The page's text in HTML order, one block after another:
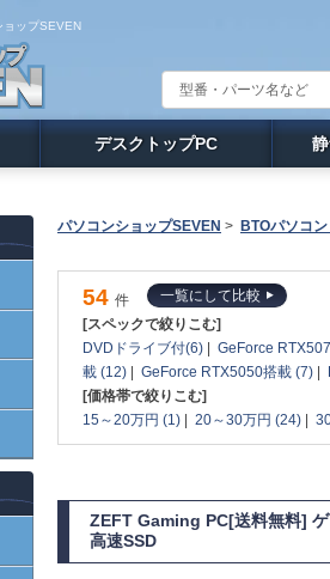
ョップSEVEN
デスクトップPC
パソコンショップSEVEN > BTOパソコ
54 件
一覧にして比較
[スペックで絞りこむ]
DVDドライブ付(6) | GeForce
載 (12) | GeForce RTX5050搭載 (7) |
[価格帯で絞りこむ]
15～20万円 (1) | 20～30万円 (24) |
ZEFT Gaming PC[送料無料]
高速SSD